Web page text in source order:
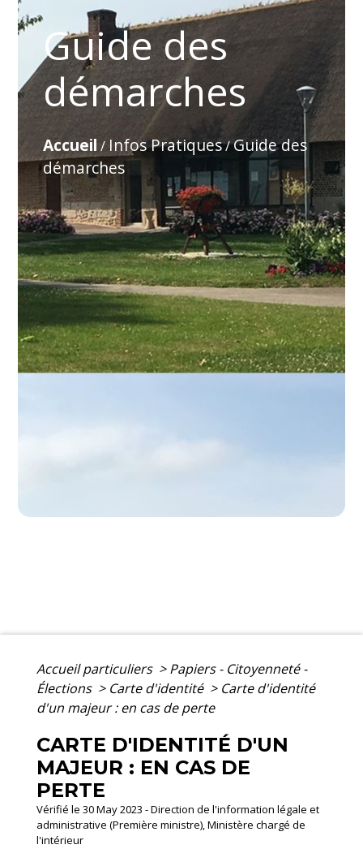
Guide des
démarches
Accueil / Infos Pratiques/Guide des
démarches
Accueil particuliers > Papiers - Citoyenneté -
Élections > Carte d'identité > Carte d'identité
d'un majeur : en cas de perte
CARTE D'IDENTITÉ D'UN
MAJEUR : EN CAS DE
PERTE
Vérifié le 30 May 2023 - Direction de l'information légale et
administrative (Première ministre), Ministère chargé de
l'intérieur